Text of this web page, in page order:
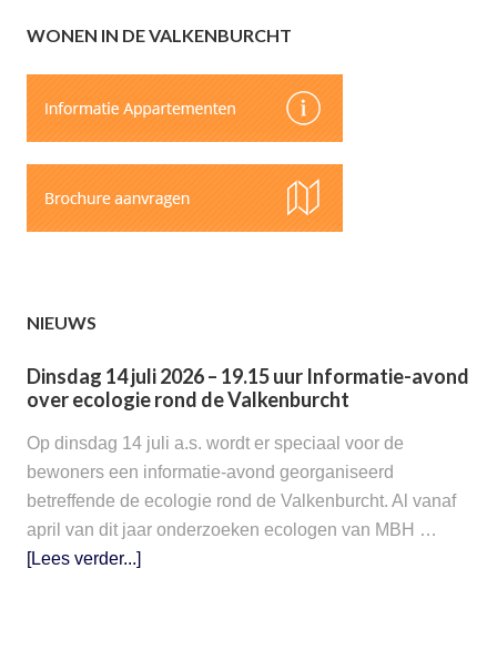
WONEN IN DE VALKENBURCHT
NIEUWS
Dinsdag 14 juli 2026 – 19.15 uur Informatie-avond
over ecologie rond de Valkenburcht
Op dinsdag 14 juli a.s. wordt er speciaal voor de
bewoners een informatie-avond georganiseerd
betreffende de ecologie rond de Valkenburcht. Al vanaf
april van dit jaar onderzoeken ecologen van MBH …
[Lees verder...]